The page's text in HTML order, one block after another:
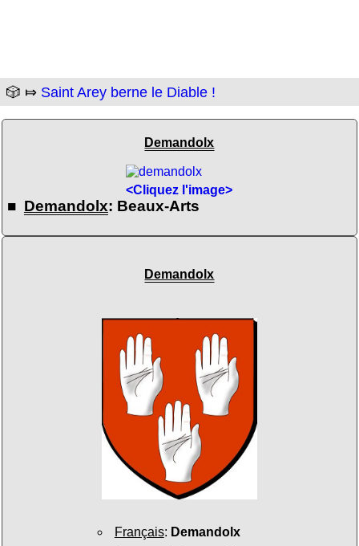
🎲 ⤇ Saint Arey berne le Diable !
Demandolx
<Cliquez l'image>
■ Demandolx: Beaux-Arts
Demandolx
Français: Demandolx